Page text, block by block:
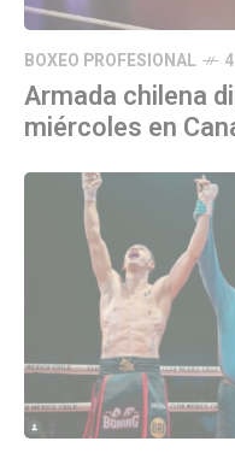
BOXEO PROFESIONAL
Armada chilena
miércoles en